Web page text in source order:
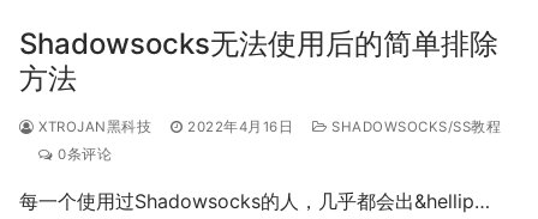
Shadowsocks无法使用后的简单排除
方法
XTROJAN黑科技 2022年4月16日
SHADOWSOCKS/SS教程
0条评论
每一个使用过Shadowsocks的人，几乎都会出&hellip…